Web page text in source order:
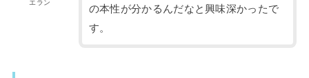
エラン
の本性が分かるんだなと興味深かったで
す。